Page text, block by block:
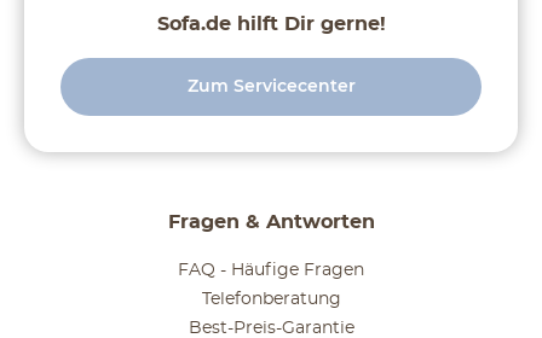
Fragen & Antworten
FAQ - Häufige Fragen
Telefonberatung
Best-Preis-Garantie
Sofa.de hilft Dir gerne!
Zum Servicecenter